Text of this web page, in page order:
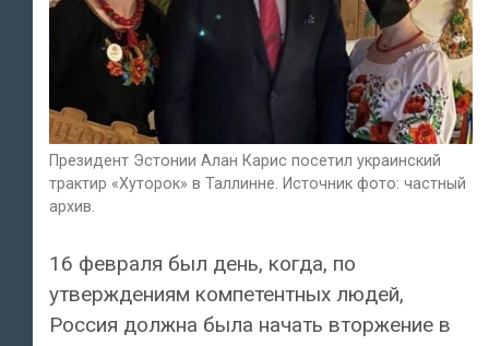
Президент Эстонии Алан Карис посетил украинский
трактир «Хуторок» в Таллинне. Источник фото: частный
архив.
16 февраля был день, когда, по
утверждениям компетентных людей,
Россия должна была начать вторжение в